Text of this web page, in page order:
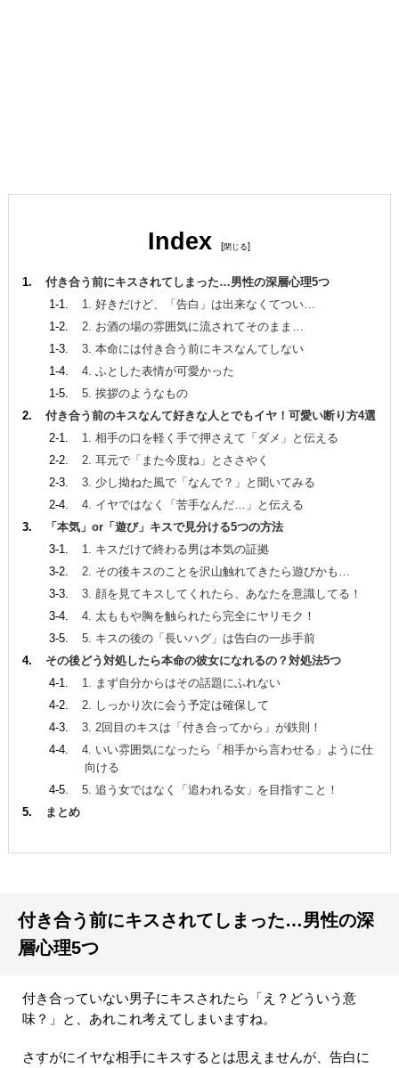
Index [ ]
付き合う前にキスされてしまった…男性の深層心理5つ
1. 好きだけど、「告白」は出来なくてつい…
2. お酒の場の雰囲気に流されてそのまま…
3. 本命には付き合う前にキスなんてしない
4. ふとした表情が可愛かった
5. 挨拶のようなもの
付き合う前のキスなんて好きな人とでもイヤ！可愛い断り方4選
1. 相手の口を軽く手で押さえて「ダメ」と伝える
2. 耳元で「また今度ね」とささやく
3. 少し拗ねた風で「なんで？」と聞いてみる
4. イヤではなく「苦手なんだ…」と伝える
「本気」or「遊び」キスで見分ける5つの方法
1. キスだけで終わる男は本気の証拠
2. その後キスのことを沢山触れてきたら遊びかも…
3. 顔を見てキスしてくれたら、あなたを意識してる！
4. 太ももや胸を触られたら完全にヤリモク！
5. キスの後の「長いハグ」は告白の一歩手前
その後どう対処したら本命の彼女になれるの？対処法5つ
1. まず自分からはその話題にふれない
2. しっかり次に会う予定は確保して
3. 2回目のキスは「付き合ってから」が鉄則！
4. いい雰囲気になったら「相手から言わせる」ように仕
向ける
5. 追う女ではなく「追われる女」を目指すこと！
まとめ
付き合う前にキスされてしまった…男性の深
層心理5つ
付き合っていない男子にキスされたら「え？どういう意
味？」と、あれこれ考えてしまいますね。
さすがにイヤな相手にキスするとは思えませんが、告白に